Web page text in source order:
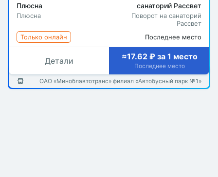
Плюсна
Плюсна
санаторий Рассвет
Поворот на санаторий
Рассвет
Только онлайн
Последнее место
Детали ≈17.62 ₽ за 1 место
Последнее место
ОАО «Миноблавтотранс» филиал «Автобусный парк №1»